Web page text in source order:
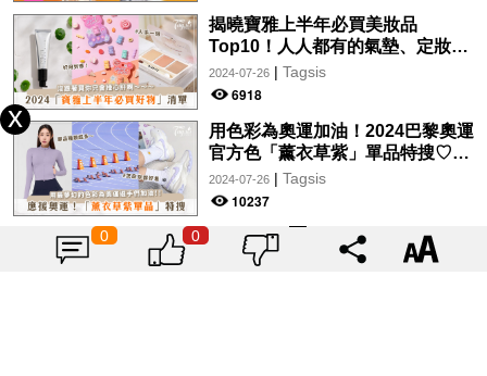
揭曉寶雅上半年必買美妝品
Top10！人人都有的氣墊、定妝噴
霧、保養品～幫你找到最值得入手
的好物♡
2024-07-26| Tagsis
6918
用色彩為奧運加油！2024巴黎奧運
官方色「薰衣草紫」單品特搜♡讓
你從頭到腳、隨時充滿奧運氛圍～
2024-07-26| Tagsis
10237
0 0